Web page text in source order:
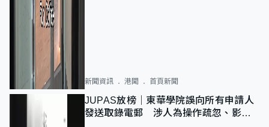
新聞資訊 港聞 首頁新聞
JUPAS放榜｜東華學院誤向所有申請人
發送取錄電郵 涉人為操作疏忽、影響